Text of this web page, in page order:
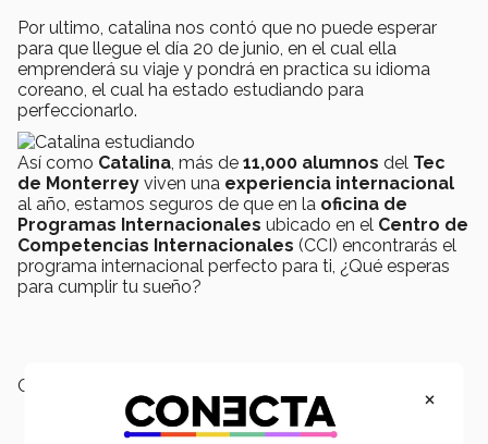
Por ultimo, catalina nos contó que no puede esperar
para que llegue el día 20 de junio, en el cual ella
emprenderá su viaje y pondrá en practica su idioma
coreano, el cual ha estado estudiando para
perfeccionarlo.
Así como Catalina , más de 11,000 alumnos del Tec
de Monterrey viven una experiencia internacional
al año, estamos seguros de que en la oficina de
Programas Internacionales ubicado en el Centro de
Competencias Internacionales (CCI) encontrarás el
programa internacional perfecto para ti, ¿Qué esperas
para cumplir tu sueño?
Campus: ×